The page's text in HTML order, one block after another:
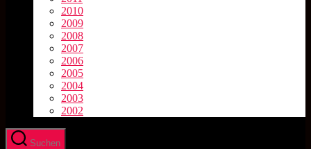
2010
2009
2008
2007
2006
2005
2004
2003
2002
Suchen